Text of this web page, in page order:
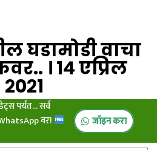
घडामोडी वाचा
। १४ एप्रिल
२०२१
पर्यंत... सर्व
वर!
जॉइन करा